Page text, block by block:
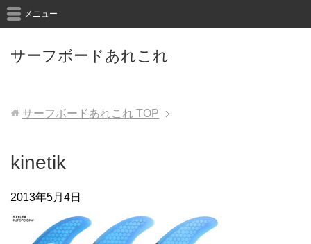
サーフボードあれこれ
メニュー
サーフボードあれこれ TOP
kinetik
2013年5月4日